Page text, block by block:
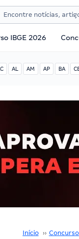
IBGE 2026
AL AM AP BA
Início ››